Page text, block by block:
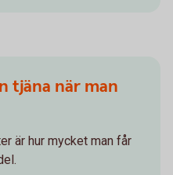
tjäna när man
är hur mycket man får